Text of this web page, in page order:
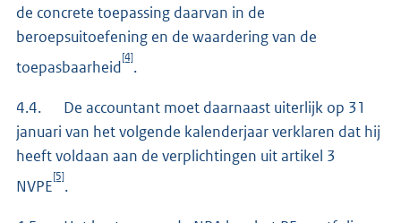
de concrete toepassing daarvan in de
beroepsuitoefening en de waardering van de
toepasbaarheid
[4]
.
4.4. De accountant moet daarnaast uiterlijk op 31
januari van het volgende kalenderjaar verklaren dat hij
heeft voldaan aan de verplichtingen uit artikel 3
NVPE
[5]
.